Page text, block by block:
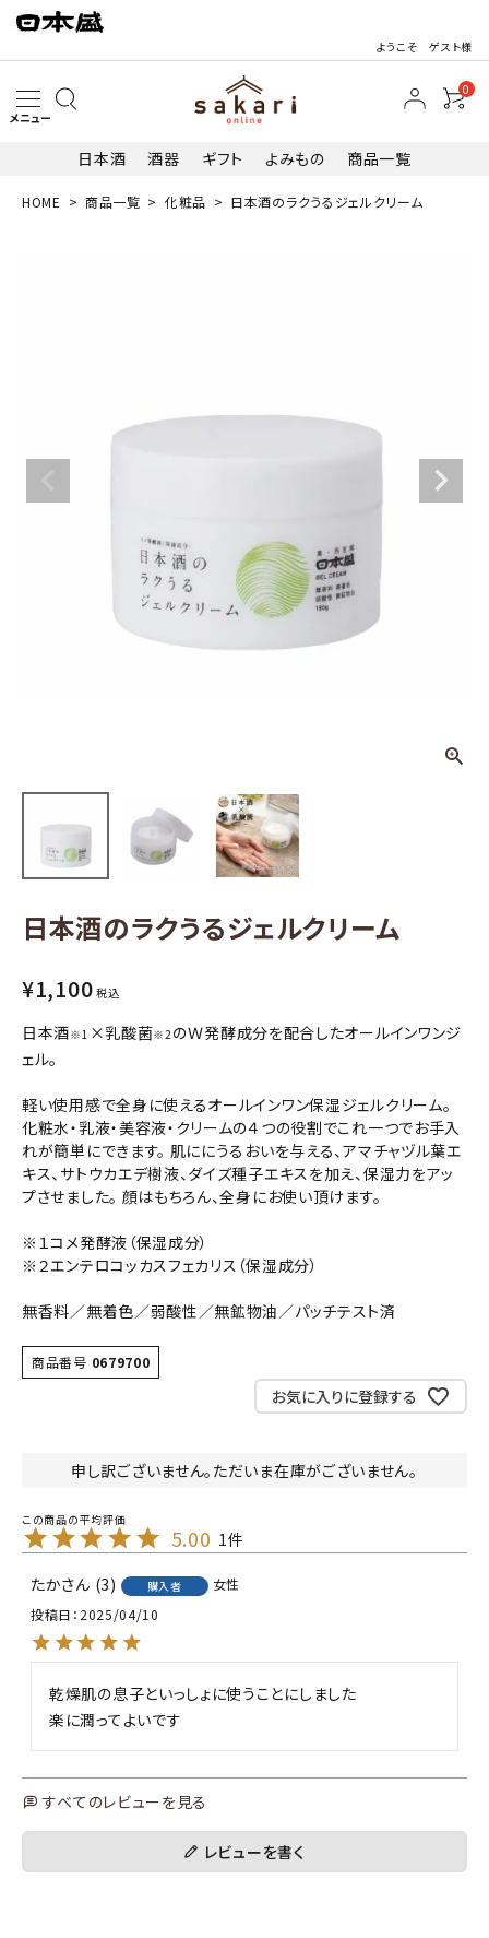
ようこそ ゲスト様
メニュー
0
日本酒 酒器 ギフト よみもの 商品一覧
うるジェルク
ギフト
食品
INFORMATION
ACCOUNT MENU
ようこそ ゲスト 様
meeting_room ログイン person 会員登録
HOME 商品一覧 化粧品 日本酒のラクうるジェルクリーム
日本酒のラクうるジェルクリーム
¥1,100 税込
日本酒※1 ×乳酸菌※2のＷ発酵成分を配合したオールインワンジ
ェル。
軽い使用感で全身に使えるオールインワン保湿ジェルクリーム。
化粧水・乳液・美容液・クリームの４つの役割でこれ一つでお手入
れが簡単にできます。 肌ににうるおいを与える、アマチャヅル葉エ
キス、サトウカエデ樹液、ダイズ種子エキスを加え、保湿力をアッ
プさせました。 顔はもちろん、全身にお使い頂けます。
※１コメ発酵液（保湿成分）
※２エンテロコッカスフェカリス（保湿成分）
無香料／無着色／弱酸性／無鉱物油／パッチテスト済
商品番号 0679700
お気に入りに登録する
申し訳ございません。ただいま在庫がございません。
5.00 1
たか 3 購入者
女性
投稿日 2025/04/10
乾燥肌の息子といっしょに使うことにしました
楽に潤ってよいです
すべてのレビューを見る
レビューを書く